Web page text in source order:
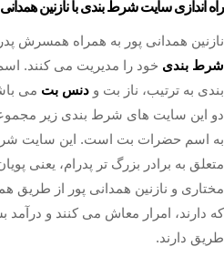
راه اندازی سایت شرط بندی با نازنین همدانی
نازنین همدانی پور به همراه همسرش
شرط بندی خود را مدیریت می کنند.
بندی به ترتیب، ناز بت و دنس بت می
دو این سایت های شرط بندی زیر
به اسم حضرات بت است. این سایت
متعلق به برادر بزرگ تر پدرام، یعنی
مختاری و نازنین همدانی پور از
که دارند، امرار معاش می کنند و درآمد
طریق دارند.